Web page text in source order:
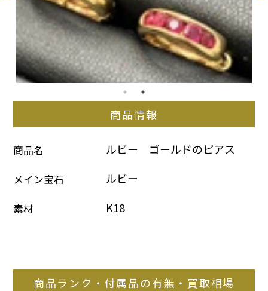
商品情報
商品名 ルビー　ゴールドのピアス
メイン宝石 ルビー
素材 K18
商品ランク・付属品の有無・買取相場